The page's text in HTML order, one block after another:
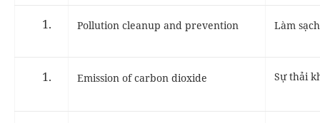
Pollution cleanup and prevention Làm
Emission of carbon dioxide Sự thải